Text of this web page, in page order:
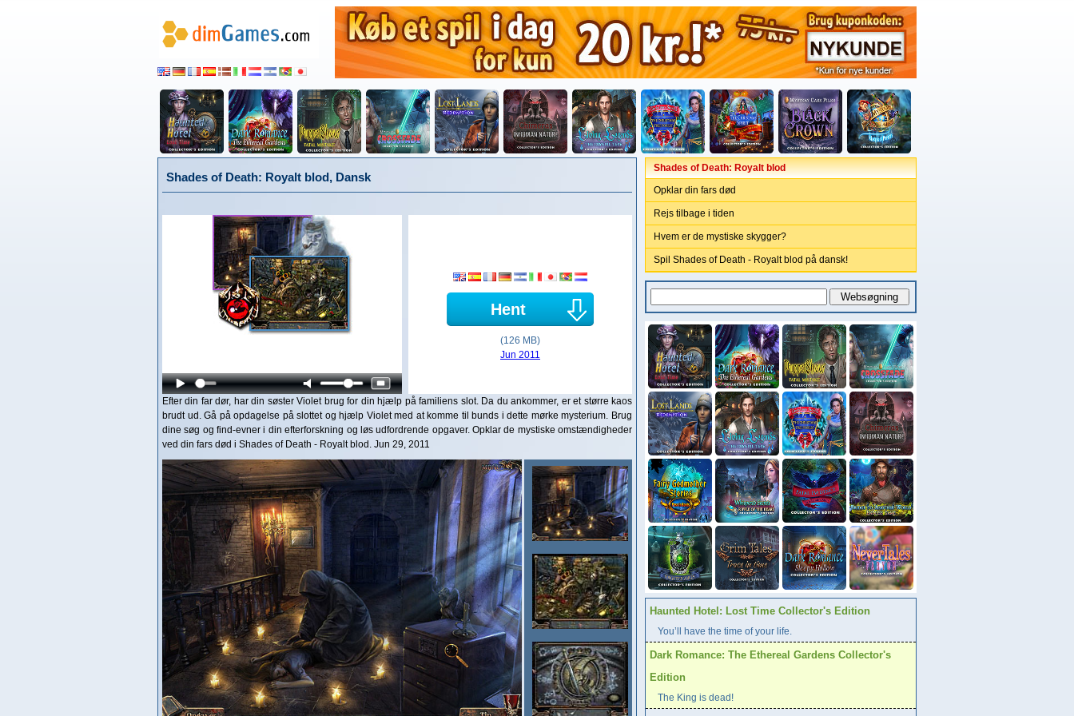
Shades of Death: Royalt blod, Dansk
Hent
(126 MB)
Jun 2011
Efter din far dør, har din søster Violet brug for din hjælp på familiens slot. Da du ankommer, er et større kaos
brudt ud. Gå på opdagelse på slottet og hjælp Violet med at komme til bunds i dette mørke mysterium. Brug
dine søg og find-evner i din efterforskning og løs udfordrende opgaver. Opklar de mystiske omstændigheder
ved din fars død i Shades of Death - Royalt blod. Jun 29, 2011
Shades of Death: Royalt blod
Opklar din fars død
Rejs tilbage i tiden
Hvem er de mystiske skygger?
Spil Shades of Death - Royalt blod på dansk!
Haunted Hotel: Lost Time Collector's Edition
You’ll have the time of your life.
Dark Romance: The Ethereal Gardens Collector's
Edition
The King is dead!